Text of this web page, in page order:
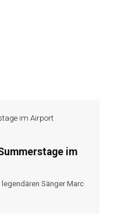
im
Sänger Marc